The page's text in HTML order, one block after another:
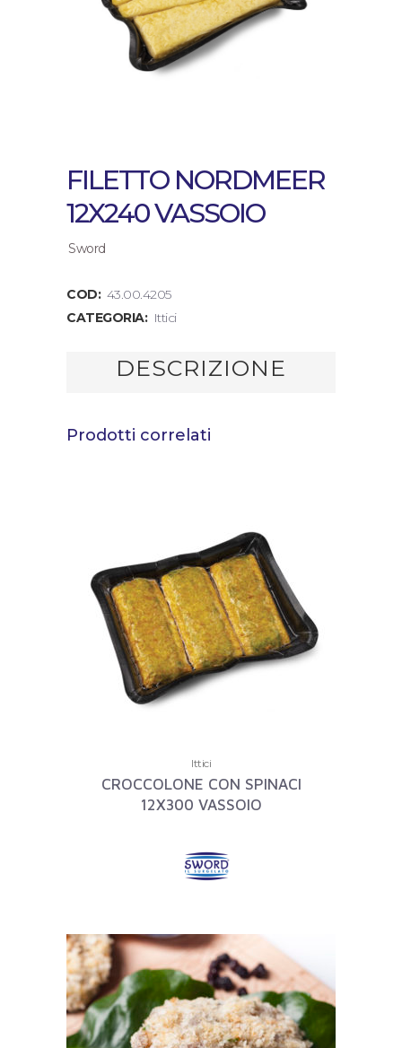
FILETTO NORDMEER
12X240 VASSOIO
Sword
COD: 43.00.4205
CATEGORIA: Ittici
DESCRIZIONE
Prodotti correlati
Ittici
CROCCOLONE CON SPINACI
12X300 VASSOIO